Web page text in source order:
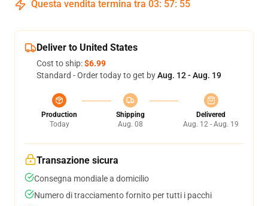
Questa vendita termina tra 03: 57: 54
Deliver to United States
Cost to ship:$6.99
Standard - Order today to get byAug. 12 - Aug. 19
Production
Today
Shipping
Aug. 08
Delivered
Aug. 12 - Aug. 19
Transazione sicura
Consegna mondiale a domicilio
Numero di tracciamento fornito per tutti i pacchi